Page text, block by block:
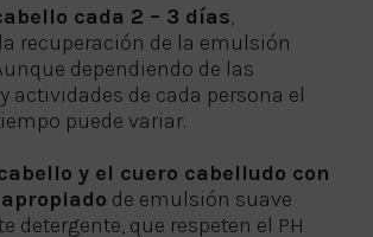
cada 2 – 3 días,
recuperación de la emulsión
dependiendo de las
actividades de cada persona el
puede variar.
y el cuero cabelludo con
de emulsión suave
detergente, que respeten el PH